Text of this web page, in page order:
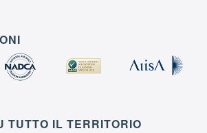
TUTTO IL TERRITORIO